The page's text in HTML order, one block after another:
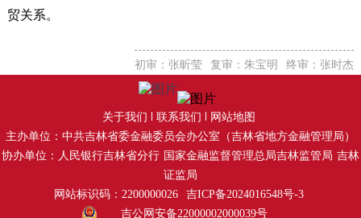
贸关系。
初审：张昕莹 复审：朱宝明 终审：张时杰
关于我们 联系我们
网站地图
主办单位：中共吉林省委金融委员会办公室（吉林省地方金融管理局）
协办单位：人民银行吉林省分行 国家金融监督管理总局吉林监管局 吉林
证监局
网站标识码：2200000026
吉ICP备2024016548号-3
吉公网安备22000002000039号